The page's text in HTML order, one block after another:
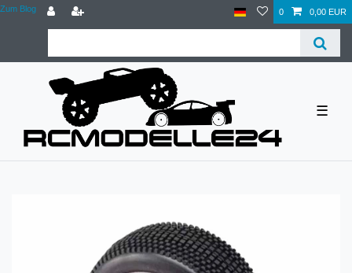
Zum Blog 0 0,00 EUR
☰